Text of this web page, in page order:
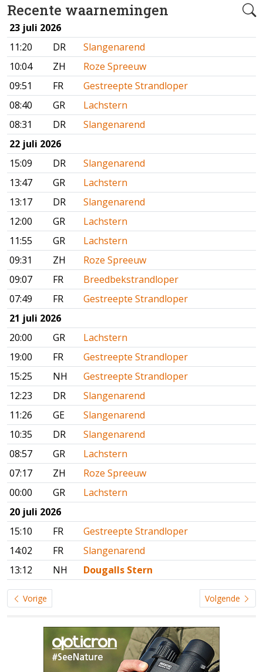
Recente waarnemingen
23 juli 2026
11:20
DR
Slangenarend
10:04
ZH
Roze Spreeuw
09:51
FR
Gestreepte Strandloper
08:40
GR
Lachstern
08:31
DR
Slangenarend
22 juli 2026
15:09
DR
Slangenarend
13:47
GR
Lachstern
13:17
DR
Slangenarend
12:00
GR
Lachstern
11:55
GR
Lachstern
09:31
ZH
Roze Spreeuw
09:07
FR
Breedbekstrandloper
07:49
FR
Gestreepte Strandloper
21 juli 2026
20:00
GR
Lachstern
19:00
FR
Gestreepte Strandloper
15:25
NH
Gestreepte Strandloper
12:23
DR
Slangenarend
11:26
GE
Slangenarend
10:35
DR
Slangenarend
08:57
GR
Lachstern
07:17
ZH
Roze Spreeuw
00:00
GR
Lachstern
20 juli 2026
15:10
FR
Gestreepte Strandloper
14:02
FR
Slangenarend
13:12
NH Dougalls Stern
Vorige Volgende